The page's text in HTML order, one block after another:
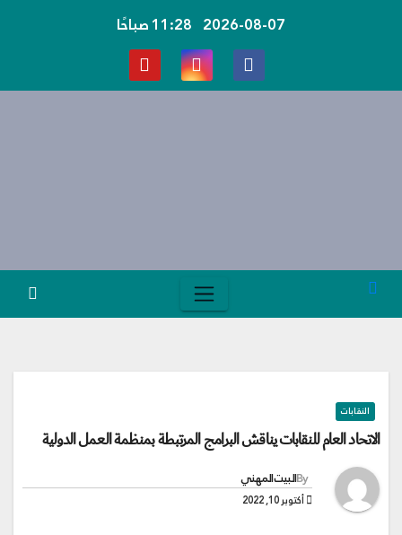
2026-08-07 11:28 صباحًا
النقابات
الاتحاد العام للنقابات يناقش البرامج المرتبطة بمنظمة العمل الدولية
Byالبيت المهني
أكتوبر 10, 2022